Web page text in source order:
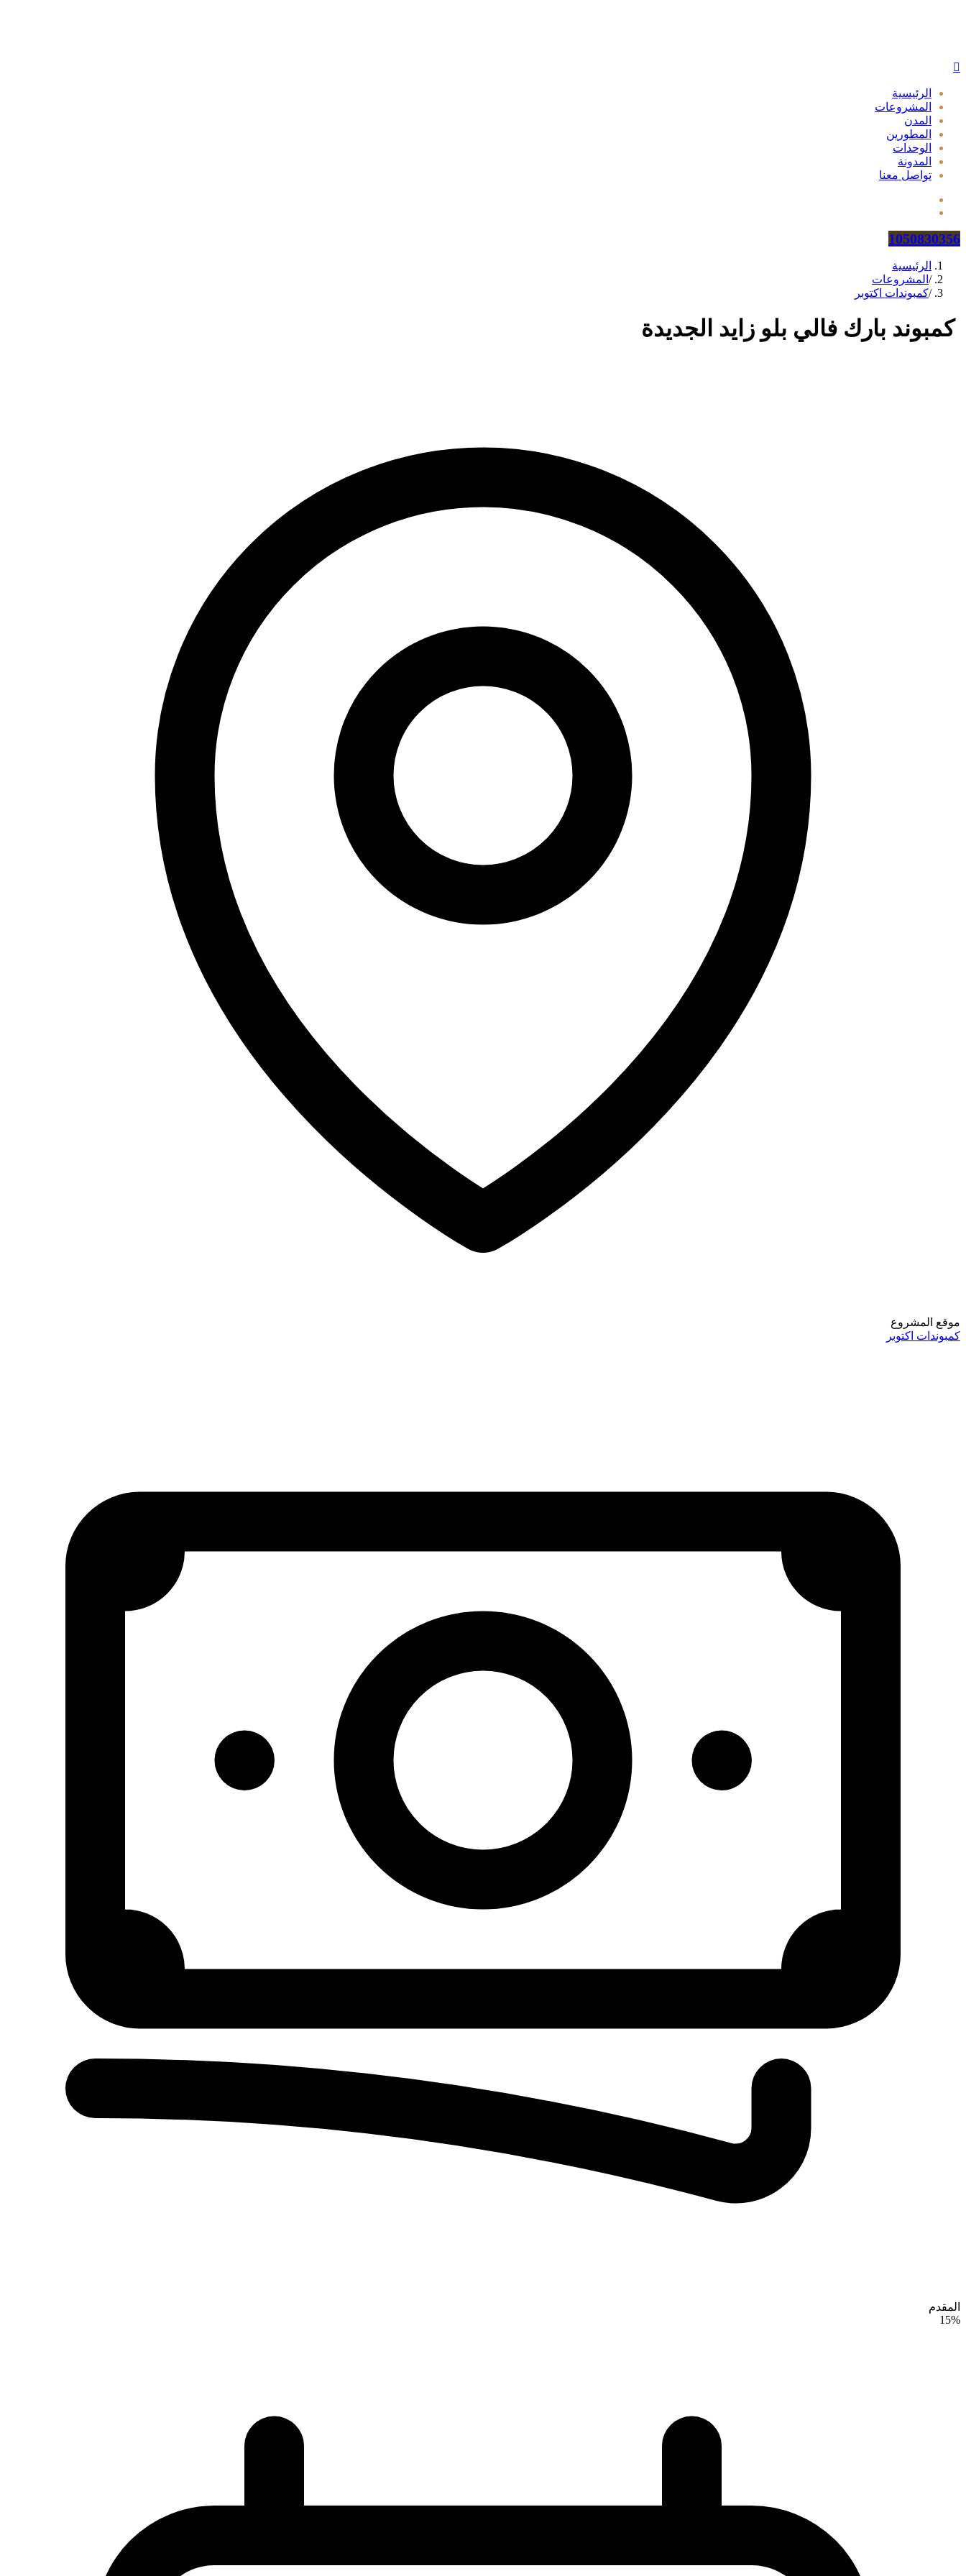
الرئيسية
المشروعات
المدن
المطورين
الوحدات
المدونة
تواصل معنا
1050830356
الرئيسية
/ المشروعات
/كمبوندات اكتوبر
كمبوند بارك فالي بلو زايد الجديدة
موقع المشروع
كمبوندات اكتوبر
المقدم
15%